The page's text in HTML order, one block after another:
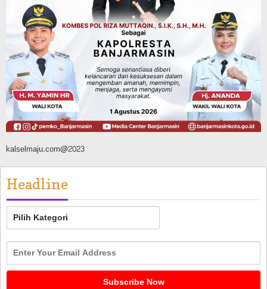
Green Action di Desa Sungairangas
Banjar, Ratusan Pohon Ditanam, Hampir
2 Ton Sampah Terkumpul dari
Penukaran dengan Sembako
Agustus 9, 2026
kalselmaju.com@2023
Headline
Headline